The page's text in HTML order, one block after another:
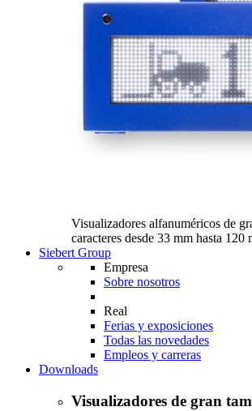
Visualizadores alfanuméricos de
caracteres desde 33 mm hasta 120
Siebert Group
Empresa
Sobre nosotros
Real
Ferias y exposiciones
Todas las novedades
Empleos y carreras
Downloads
Visualizadores de gran